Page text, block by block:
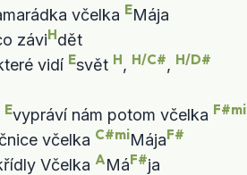
včelka EMája
záviHdět
vidí Esvět H, H/C#, H/D#
Evypráví nám potom včelka F#mi
včelka C#miMájaF#
Včelka AMáF#